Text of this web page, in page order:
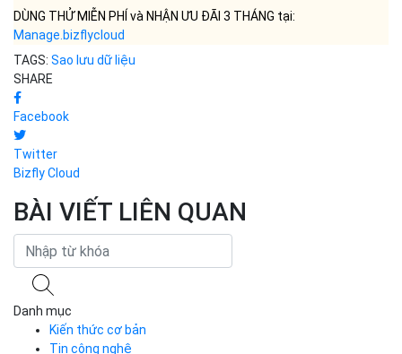
DÙNG THỬ MIỄN PHÍ và NHẬN ƯU ĐÃI 3 THÁNG tại:
Manage.bizflycloud
TAGS: Sao lưu dữ liệu
SHARE
Facebook
Twitter
Bizfly Cloud
BÀI VIẾT LIÊN QUAN
Danh mục
Kiến thức cơ bản
Tin công nghệ